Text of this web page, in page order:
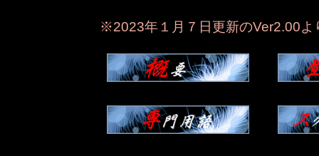
※2023年１月７日更新のVer2.00よ